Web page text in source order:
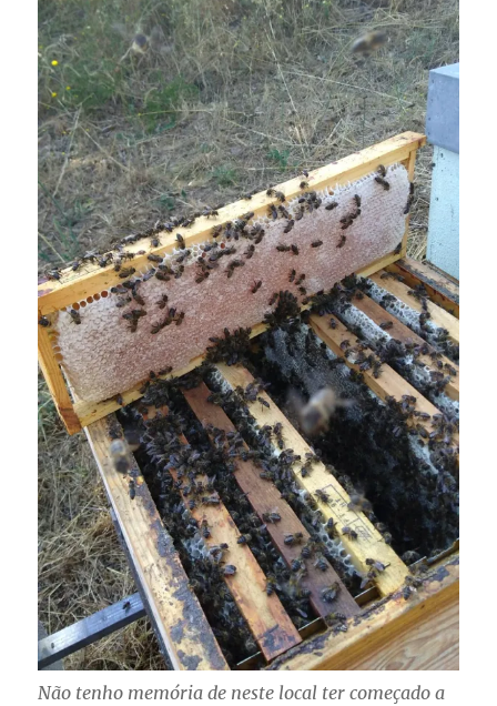
Não tenho memória de neste local ter começado a